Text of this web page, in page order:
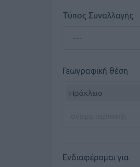
Τύπος Συναλλαγής
Γεωγραφική θέση
Ηράκλειο
Ενδιαφέρομαι για